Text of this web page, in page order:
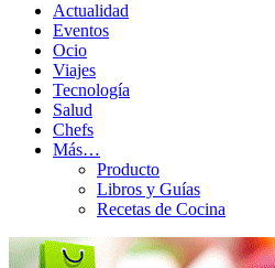
Actualidad
Eventos
Ocio
Viajes
Tecnología
Salud
Chefs
Más…
Producto
Libros y Guías
Recetas de Cocina